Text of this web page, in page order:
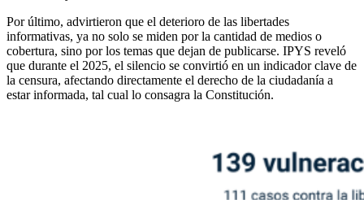
Por último, advirtieron que el deterioro de las libertades
informativas, ya no solo se miden por la cantidad de medios o
cobertura, sino por los temas que dejan de publicarse. IPYS reveló
que durante el 2025, el silencio se convirtió en un indicador clave de
la censura, afectando directamente el derecho de la ciudadanía a
estar informada, tal cual lo consagra la Constitución.